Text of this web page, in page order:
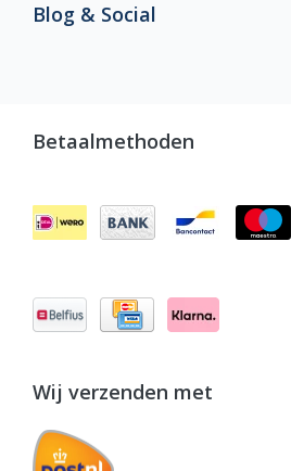
Blog & Social
Betaalmethoden
Wij verzenden met